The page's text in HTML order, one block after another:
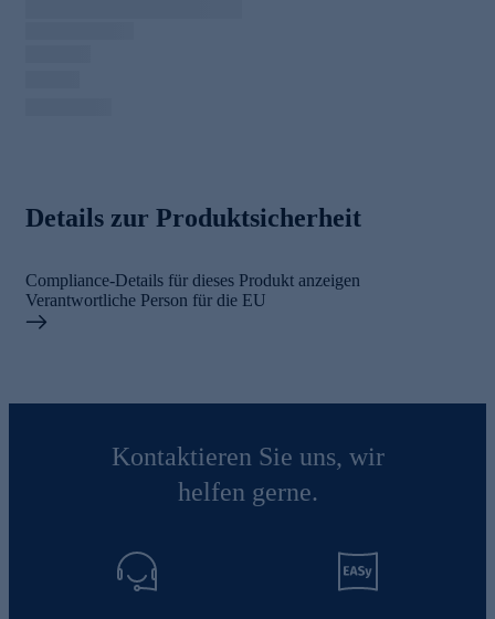
Details zur Produktsicherheit
Compliance-Details für dieses Produkt anzeigen
Verantwortliche Person für die EU
Kontaktieren Sie uns, wir
helfen gerne.